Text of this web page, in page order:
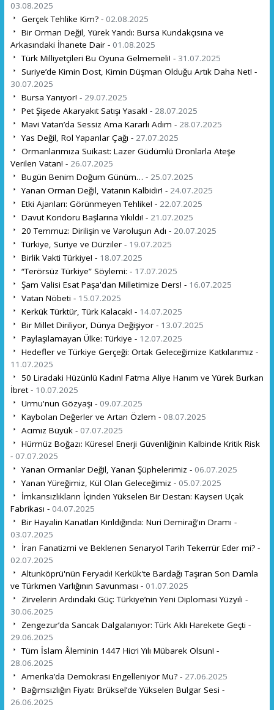
03.08.2025
Gerçek Tehlike Kim? - 02.08.2025
Bir Orman Değil, Yürek Yandı: Bursa Kundakçısına ve
Arkasındaki İhanete Dair - 01.08.2025
Türk Milliyetçileri Bu Oyuna Gelmemeli! - 31.07.2025
Suriye’de Kimin Dost, Kimin Düşman Olduğu Artık Daha Net! -
30.07.2025
Bursa Yanıyor! - 29.07.2025
Pet Şişede Akaryakıt Satışı Yasak! - 28.07.2025
Mavi Vatan’da Sessiz Ama Kararlı Adım - 28.07.2025
Yas Değil, Rol Yapanlar Çağı - 27.07.2025
Ormanlarımıza Suikast: Lazer Güdümlü Dronlarla Ateşe
Verilen Vatan! - 26.07.2025
Bugün Benim Doğum Günüm… - 25.07.2025
Yanan Orman Değil, Vatanın Kalbidir! - 24.07.2025
Etki Ajanları: Görünmeyen Tehlike! - 22.07.2025
Davut Koridoru Başlarına Yıkıldı! - 21.07.2025
20 Temmuz: Dirilişin ve Varoluşun Adı - 20.07.2025
Türkiye, Suriye ve Dürziler - 19.07.2025
Birlik Vakti Türkiye! - 18.07.2025
“Terörsüz Türkiye” Söylemi: - 17.07.2025
Şam Valisi Esat Paşa'dan Milletimize Ders! - 16.07.2025
Vatan Nöbeti - 15.07.2025
Kerkük Türktür, Türk Kalacak! - 14.07.2025
Bir Millet Diriliyor, Dünya Değişiyor - 13.07.2025
Paylaşılamayan Ülke: Türkiye - 12.07.2025
Hedefler ve Türkiye Gerçeği: Ortak Geleceğimize Katkılarımız -
11.07.2025
50 Liradaki Hüzünlü Kadın! Fatma Aliye Hanım ve Yürek Burkan
İbret - 10.07.2025
Urmu'nun Gözyaşı - 09.07.2025
Kaybolan Değerler ve Artan Özlem - 08.07.2025
Acımız Büyük - 07.07.2025
Hürmüz Boğazı: Küresel Enerji Güvenliğinin Kalbinde Kritik Risk
- 07.07.2025
Yanan Ormanlar Değil, Yanan Şüphelerimiz - 06.07.2025
Yanan Yüreğimiz, Kül Olan Geleceğimiz - 05.07.2025
İmkansızlıkların İçinden Yükselen Bir Destan: Kayseri Uçak
Fabrikası - 04.07.2025
Bir Hayalin Kanatları Kırıldığında: Nuri Demirağ'ın Dramı -
03.07.2025
İran Fanatizmi ve Beklenen Senaryo! Tarih Tekerrür Eder mi? -
02.07.2025
Altunköprü'nün Feryadı! Kerkük'te Bardağı Taşıran Son Damla
ve Türkmen Varlığının Savunması - 01.07.2025
Zirvelerin Ardındaki Güç: Türkiye’nin Yeni Diplomasi Yüzyılı -
30.06.2025
Zengezur’da Sancak Dalgalanıyor: Türk Aklı Harekete Geçti -
29.06.2025
Tüm İslam Âleminin 1447 Hicri Yılı Mübarek Olsun! -
28.06.2025
Amerika’da Demokrasi Engelleniyor Mu? - 27.06.2025
Bağımsızlığın Fiyatı: Brüksel’de Yükselen Bulgar Sesi -
26.06.2025